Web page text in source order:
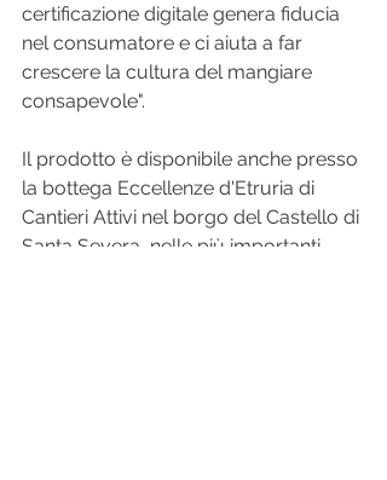
certificazione digitale genera fiducia
nel consumatore e ci aiuta a far
crescere la cultura del mangiare
consapevole".
Il prodotto è disponibile anche presso
la bottega Eccellenze d'Etruria di
Cantieri Attivi nel borgo del Castello di
Santa Severa, nelle più importanti